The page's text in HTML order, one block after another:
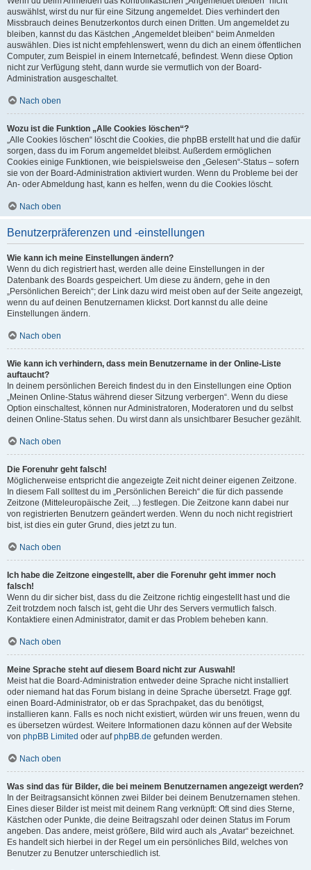
auswählst, wirst du nur für eine Sitzung angemeldet. Dies verhindert den
Missbrauch deines Benutzerkontos durch einen Dritten. Um angemeldet zu
bleiben, kannst du das Kästchen „Angemeldet bleiben“ beim Anmelden
auswählen. Dies ist nicht empfehlenswert, wenn du dich an einem öffentlichen
Computer, zum Beispiel in einem Internetcafé, befindest. Wenn diese Option
nicht zur Verfügung steht, dann wurde sie vermutlich von der Board-
Administration ausgeschaltet.
Nach oben
Wozu ist die Funktion „Alle Cookies löschen“?
„Alle Cookies löschen“ löscht die Cookies, die phpBB erstellt hat und die dafür
sorgen, dass du im Forum angemeldet bleibst. Außerdem ermöglichen
Cookies einige Funktionen, wie beispielsweise den „Gelesen“-Status – sofern
sie von der Board-Administration aktiviert wurden. Wenn du Probleme bei der
An- oder Abmeldung hast, kann es helfen, wenn du die Cookies löscht.
Nach oben
Benutzerpräferenzen und -einstellungen
Wie kann ich meine Einstellungen ändern?
Wenn du dich registriert hast, werden alle deine Einstellungen in der
Datenbank des Boards gespeichert. Um diese zu ändern, gehe in den
„Persönlichen Bereich“; der Link dazu wird meist oben auf der Seite angezeigt,
wenn du auf deinen Benutzernamen klickst. Dort kannst du alle deine
Einstellungen ändern.
Nach oben
Wie kann ich verhindern, dass mein Benutzername in der Online-Liste
auftaucht?
In deinem persönlichen Bereich findest du in den Einstellungen eine Option
„Meinen Online-Status während dieser Sitzung verbergen“. Wenn du diese
Option einschaltest, können nur Administratoren, Moderatoren und du selbst
deinen Online-Status sehen. Du wirst dann als unsichtbarer Besucher gezählt.
Nach oben
Die Forenuhr geht falsch!
Möglicherweise entspricht die angezeigte Zeit nicht deiner eigenen Zeitzone.
In diesem Fall solltest du im „Persönlichen Bereich“ die für dich passende
Zeitzone (Mitteleuropäische Zeit, ...) festlegen. Die Zeitzone kann dabei nur
von registrierten Benutzern geändert werden. Wenn du noch nicht registriert
bist, ist dies ein guter Grund, dies jetzt zu tun.
Nach oben
Ich habe die Zeitzone eingestellt, aber die Forenuhr geht immer noch
falsch!
Wenn du dir sicher bist, dass du die Zeitzone richtig eingestellt hast und die
Zeit trotzdem noch falsch ist, geht die Uhr des Servers vermutlich falsch.
Kontaktiere einen Administrator, damit er das Problem beheben kann.
Nach oben
Meine Sprache steht auf diesem Board nicht zur Auswahl!
Meist hat die Board-Administration entweder deine Sprache nicht installiert
oder niemand hat das Forum bislang in deine Sprache übersetzt. Frage ggf.
einen Board-Administrator, ob er das Sprachpaket, das du benötigst,
installieren kann. Falls es noch nicht existiert, würden wir uns freuen, wenn du
es übersetzen würdest. Weitere Informationen dazu können auf der Website
von phpBB Limited oder aufphpBB.de gefunden werden.
Nach oben
Was sind das für Bilder, die bei meinem Benutzernamen angezeigt werden?
In der Beitragsansicht können zwei Bilder bei deinem Benutzernamen stehen.
Eines dieser Bilder ist meist mit deinem Rang verknüpft: Oft sind dies Sterne,
Kästchen oder Punkte, die deine Beitragszahl oder deinen Status im Forum
angeben. Das andere, meist größere, Bild wird auch als „Avatar“ bezeichnet.
Es handelt sich hierbei in der Regel um ein persönliches Bild, welches von
Benutzer zu Benutzer unterschiedlich ist.